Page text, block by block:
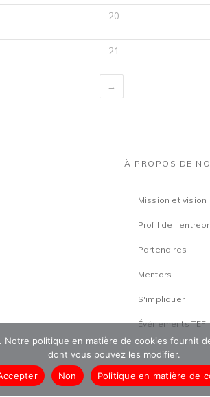
20
21
→
À PROPOS DE
Mission et vision
Profil de
Partenaires
Mentors
S'impliquer
Événements TEF
politique en matière de cookies fournit
dont vous pouvez les modifier.
Non Politique en matière de